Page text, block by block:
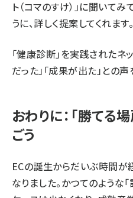
ト（コマのすけ）」に聞いて
うに、詳しく提案してくれます。
「健康診断」を実践されたネ
だった」「成果が出た」との
おわりに：「勝てる
ごう
ECの誕生からだいぶ時間が
なりました。かつてのような